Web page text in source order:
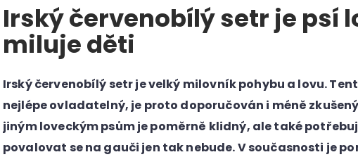
Irský červenobílý setr je psí
miluje děti
Irský červenobílý setr je velký milovník pohybu a lovu.
nejlépe ovladatelný, je proto doporučován i méně
jiným loveckým psům je poměrně klidný, ale také
povalovat se na gauči jen tak nebude. V současnosti je
Doporučujeme